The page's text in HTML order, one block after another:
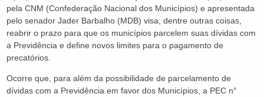
pela CNM (Confederação Nacional dos Municípios) e apresentada
pelo senador Jader Barbalho (MDB) visa, dentre outras coisas,
reabrir o prazo para que os municípios parcelem suas dívidas com
a Previdência e define novos limites para o pagamento de
precatórios.
Ocorre que, para além da possibilidade de parcelamento de
dívidas com a Previdência em favor dos Municípios, a PEC n°